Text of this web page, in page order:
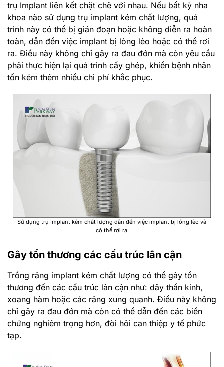
trụ Implant liên kết chặt chẽ với nhau. Nếu bất kỳ nha
khoa nào sử dụng trụ implant kém chất lượng, quá
trình này có thể bị gián đoạn hoặc không diễn ra hoàn
toàn, dẫn đến việc implant bị lỏng lẻo hoặc có thể rơi
ra. Điều này không chỉ gây ra đau đớn mà còn yêu cầu
phải thực hiện lại quá trình cấy ghép, khiến bệnh nhân
tốn kém thêm nhiều chi phí khắc phục.
Sử dụng trụ Implant kém chất lượng dẫn đến việc implant bị lỏng lẻo và
có thể rơi ra
Gây tổn thương các cấu trúc lân cận
Trồng răng implant kém chất lượng có thể gây tổn
thương đến các cấu trúc lân cận như: dây thần kinh,
xoang hàm hoặc các răng xung quanh. Điều này không
chỉ gây ra đau đớn mà còn có thể dẫn đến các biến
chứng nghiêm trọng hơn, đòi hỏi can thiệp y tế phức
tạp.